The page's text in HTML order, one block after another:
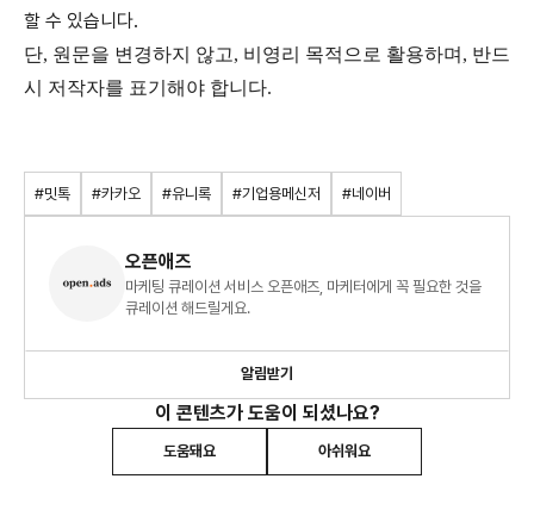
할 수 있습니다.
단, 원문을 변경하지 않고, 비영리 목적으로 활용하며, 반드
시 저작자를 표기해야 합니다.
#밋톡 #카카오 #유니록 #기업용메신저 #네이버
오픈애즈
마케팅 큐레이션 서비스 오픈애즈, 마케터에게 꼭 필요한 것을
큐레이션 해드릴게요.
알림받기
이 콘텐츠가 도움이 되셨나요?
도움돼요 아쉬워요